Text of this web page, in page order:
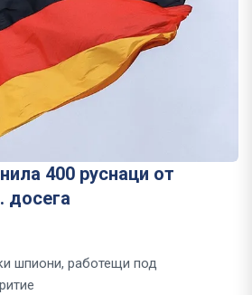
400 руснаци от
досега
шпиони, работещи под